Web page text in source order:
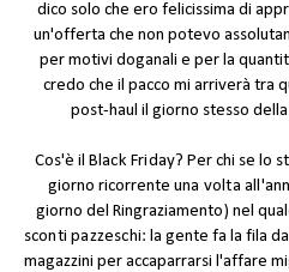
dico solo che ero felicissima di
un'offerta che non potevo
per motivi doganali e per la
credo che il pacco mi arriverà tra
post-haul il giorno stesso
Cos'è il Black Friday? Per chi se lo
giorno ricorrenteuna volta
giorno del Ringraziamento) nel
sconti pazzeschi: la gente fa la fila
magazzini per accaparrarsi l'affare